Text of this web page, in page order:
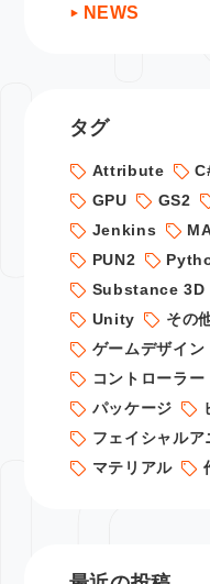
NEWS
タグ
Attribute
GPU
GS2
Jenkins
PUN2
Substance 3D
Unity
その
ゲームデザイン
コントローラー
パッケージ
フェイシャルア
マテリアル